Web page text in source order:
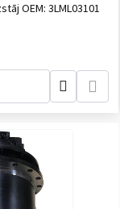
OEM: 3LML03101